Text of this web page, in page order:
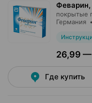
Феварин,
покрытые
Германия •
26,99 —
Где купить